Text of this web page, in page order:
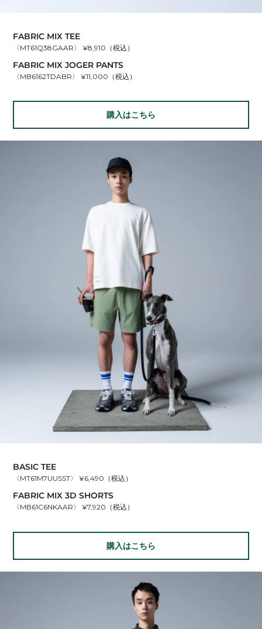
FABRIC MIX TEE
〈MT61Q38GAAR〉 ¥8,910（税込）
FABRIC MIX JOGER PANTS
〈MB6162TDABR〉 ¥11,000（税込）
購入はこちら
BASIC TEE
〈MT61M7UUSST〉 ¥6,490（税込）
FABRIC MIX 3D SHORTS
〈MB61C6NKAAR〉 ¥7,920（税込）
購入はこちら